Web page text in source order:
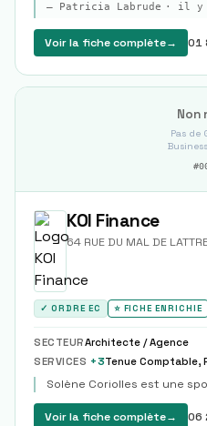
— Patricia Labrude · il y
Voir la fiche complète→ 01
Non
Pas de
#
KOI Finance
64 RUE DU MAL DE
✓ ORDRE EC ⭐ FICHE ENRICHIE
SECTEURArchitecte / Agence
SERVICES +3Tenue Comptable,
Solène Coriolles est une
Voir la fiche complète→ 06